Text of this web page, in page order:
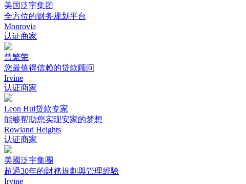
美国泛宇集团
全方位的财务规划平台
Monrovia
认证商家
曾繁荣
您最值得信赖的贷款顾问
Irvine
认证商家
Leon Hui贷款专家
能够帮助您实现安家的梦想
Rowland Heights
认证商家
美國泛宇集團
超過30年的財務規劃與管理經驗
Irvine